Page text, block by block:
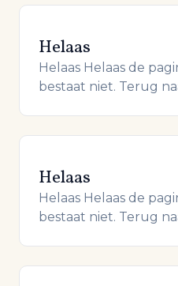
Helaas
Helaas Helaas de
bestaat niet. Terug
Helaas
Helaas Helaas de
bestaat niet. Terug